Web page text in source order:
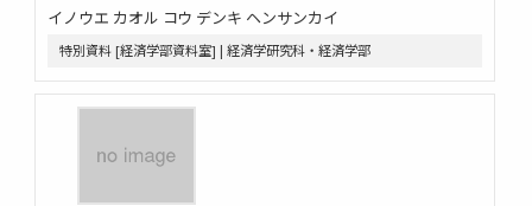
イノウエ カオル コウ デンキ ヘンサンカイ
特別資料 [経済学部資料室] | 経済学研究科・経済学部